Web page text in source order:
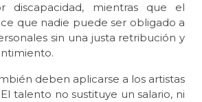
discapacidad, mientras que el
que nadie puede ser obligado a
sin una justa retribución y
deben aplicarse a los artistas
talento no sustituye un salario, ni